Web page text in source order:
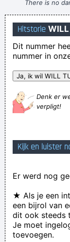
There is no
Roel
Steeds
One of these
Huge
Hitstorie
Dit nummer
nummer in
Denk er
verpligt!
Kijk en luister
Er werd nog
★ Als je een
een bijrol van
dit ook steeds
Je moet
toevoegen.